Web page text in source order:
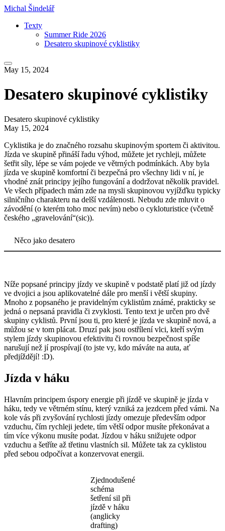
Michal Šindelář
Texty
Summer Ride 2026
Desatero skupinové cyklistiky
Main
menu
May 15, 2024
Desatero skupinové cyklistiky
Desatero skupinové cyklistiky
May 15, 2024
Cyklistika je do značného rozsahu skupinovým sportem či aktivitou.
Jízda ve skupině přináší řadu výhod, můžete jet rychleji, můžete
šetřit síly, lépe se vám pojede ve větrných podmínkách. Aby byla
jízda ve skupině komfortní či bezpečná pro všechny lidi v ní, je
vhodné znát principy jejího fungování a dodržovat několik pravidel.
Ve všech případech mám zde na mysli skupinovou vyjížďku typicky
silničního charakteru na delší vzdálenosti. Nebudu zde mluvit o
závodění (o kterém toho moc nevím) nebo o cykloturistice (včetně
českého „gravelování“(sic)).
Něco jako desatero
Níže popsané principy jízdy ve skupině v podstatě platí již od jízdy
ve dvojici a jsou aplikovatelné dále pro menší i větší skupiny.
Mnoho z popsaného je pravidelným cyklistům známé, prakticky se
jedná o nepsaná pravidla či zvyklosti. Tento text je určen pro dvě
skupiny cyklistů. První jsou ti, pro které je jízda ve skupině nová, a
můžou se v tom plácat. Druzí pak jsou ostřílení vlci, kteří svým
stylem jízdy skupinovou efektivitu či rovnou bezpečnost spíše
narušují než jí prospívají (to jste vy, kdo máváte na auta, ať
předjíždějí! :D).
Jízda v háku
Hlavním principem úspory energie při jízdě ve skupině je jízda v
háku, tedy ve větrném stínu, který vzniká za jezdcem před vámi. Na
kole vás při zvyšování rychlosti jízdy omezuje především odpor
vzduchu, čím rychleji jedete, tím větší odpor musíte překonávat a
tím více výkonu musíte podat. Jízdou v háku snižujete odpor
vzduchu a šetříte až třetinu vlastních sil. Můžete tak za cyklistou
před sebou odpočívat a konzervovat energii.
Zjednodušené
schéma
šetření sil při
jízdě v háku
(anglicky
drafting)